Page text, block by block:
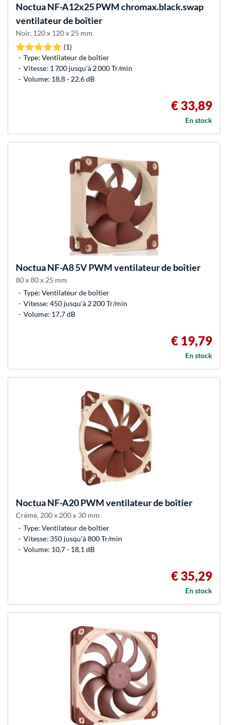
NoctuaNF-A12x25 PWM chromax.black.swap
ventilateur de boîtier
Noir, 120 x 120 x 25 mm
(1)
Type: Ventilateur de boîtier
Vitesse: 1 700 jusqu'à 2 000 Tr/min
Volume: 18,8 - 22,6 dB
€ 33,89
En stock
NoctuaNF-A8 5V PWM ventilateur de boîtier
80 x 80 x 25 mm
Type: Ventilateur de boîtier
Vitesse: 450 jusqu'à 2 200 Tr/min
Volume: 17,7 dB
€ 19,79
En stock
NoctuaNF-A20 PWM ventilateur de boîtier
Crème, 200 x 200 x 30 mm
Type: Ventilateur de boîtier
Vitesse: 350 jusqu'à 800 Tr/min
Volume: 10,7 - 18,1 dB
€ 35,29
En stock